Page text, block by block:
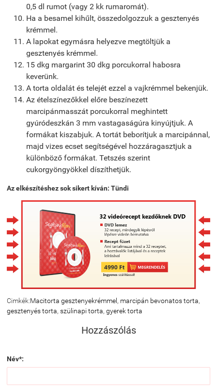
0,5 dl rumot (vagy 2 kk rumaromát).
Ha a besamel kihűlt, összedolgozzuk a gesztenyés
krémmel.
A lapokat egymásra helyezve megtöltjük a
gesztenyés krémmel.
15 dkg margarint 30 dkg porcukorral habosra
keverünk.
A torta oldalát és telejét ezzel a vajkrémmel bekenjük.
Az ételszínezőkkel előre beszínezett
marcipánmasszát porcukorral meghintett
gyúródeszkán 3 mm vastagaságúra kinyújtjuk. A
formákat kiszabjuk. A tortát beborítjuk a marcipánnal,
majd vizes ecset segítségével hozzáragasztjuk a
különböző formákat. Tetszés szerint
cukorgyöngyökkel díszíthetjük.
Az elkészítéshez sok sikert kíván: Tündi
Cimkék:Macitorta gesztenyekrémmel , marcipán bevonatos torta,
gesztenyés torta, szülinapi torta, gyerek torta
Hozzászólás
Név*: